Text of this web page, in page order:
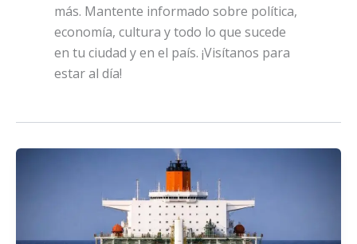
más. Mantente informado sobre política,
economía, cultura y todo lo que sucede
en tu ciudad y en el país. ¡Visítanos para
estar al día!